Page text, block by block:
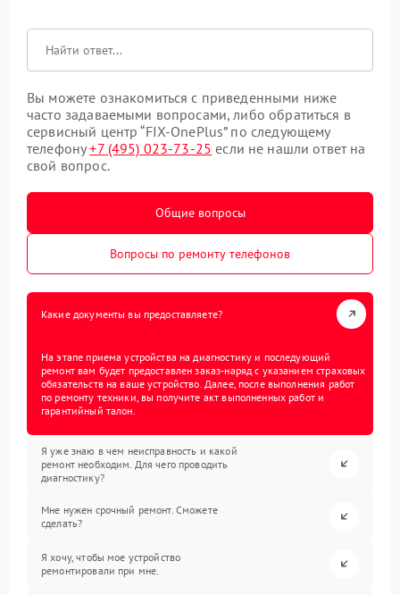
Вы можете ознакомиться с приведенными ниже
часто задаваемыми вопросами, либо обратиться в
сервисный центр “FIX-OnePlus” по следующему
телефону+7 (495) 023-73-25 если не нашли ответ на
свой вопрос.
Общие вопросы
Вопросы по ремонту телефонов
Какие документы вы предоставляете?
На этапе приема устройства на диагностику и последующий
ремонт вам будет предоставлен заказ-наряд с указанием страховых
обязательств на ваше устройство. Далее, после выполнения работ
по ремонту техники, вы получите акт выполненных работ и
гарантийный талон.
Я уже знаю в чем неисправность и какой
ремонт необходим. Для чего проводить
диагностику?
Мне нужен срочный ремонт. Сможете
сделать?
Я хочу, чтобы мое устройство
ремонтировали при мне.